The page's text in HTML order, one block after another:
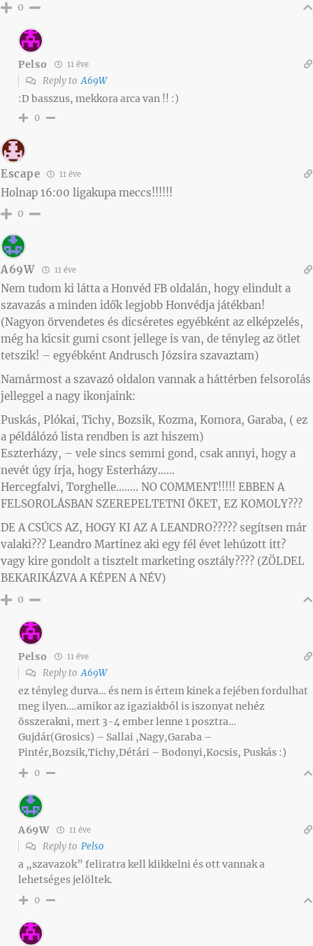
0
Pelso 11 éve
Reply toA69W
:D basszus, mekkora arca van !! :)
0
Escape 11 éve
Holnap 16:00 ligakupa meccs!!!!!!
0
A69W 11 éve
Nem tudom ki látta a Honvéd FB oldalán, hogy elindult a
szavazás a minden idők legjobb Honvédja játékban!
(Nagyon örvendetes és dicséretes egyébként az elképzelés,
még ha kicsit gumi csont jellege is van, de tényleg az ötlet
tetszik! – egyébként Andrusch Józsira szavaztam)
Namármost a szavazó oldalon vannak a háttérben felsorolás
jelleggel a nagy ikonjaink:
Puskás, Plókai, Tichy, Bozsik, Kozma, Komora, Garaba, ( ez
a példálózó lista rendben is azt hiszem)
Eszterházy, – vele sincs semmi gond, csak annyi, hogy a
nevét úgy írja, hogy Esterházy……
Hercegfalvi, Torghelle…….. NO COMMENT!!!!! EBBEN A
FELSOROLÁSBAN SZEREPELTETNI ŐKET, EZ KOMOLY???
DE A CSÚCS AZ, HOGY KI AZ A LEANDRO????? segítsen már
valaki??? Leandro Martinez aki egy fél évet lehúzott itt?
vagy kire gondolt a tisztelt marketing osztály???? (ZÖLDEL
BEKARIKÁZVA A KÉPEN A NÉV)
0
Pelso 11 éve
Reply toA69W
ez tényleg durva… és nem is értem kinek a fejében fordulhat
meg ilyen….amikor az igaziakból is iszonyat nehéz
összerakni, mert 3-4 ember lenne 1 posztra…
Gujdár(Grosics) – Sallai ,Nagy,Garaba –
Pintér,Bozsik,Tichy,Détári – Bodonyi,Kocsis, Puskás :)
0
A69W 11 éve
Reply to Pelso
a „szavazok” feliratra kell klikkelni és ott vannak a
lehetséges jelöltek.
0